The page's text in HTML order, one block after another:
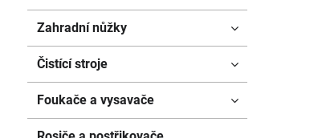
Zahradní nůžky
Čistící stroje
Foukače a vysavače